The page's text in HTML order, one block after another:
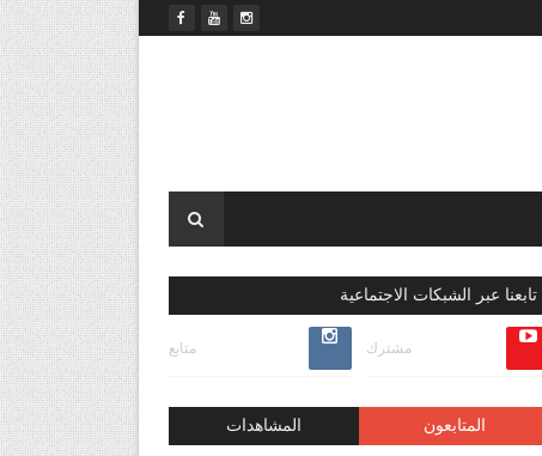
تابعنا عبر الشبكات الاجتماعية
مشترك متابع
المتابعون المشاهدات